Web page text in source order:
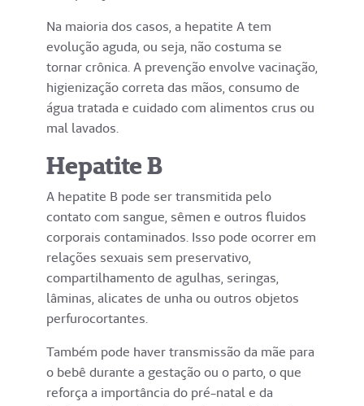
Na maioria dos casos, a hepatite A tem
evolução aguda, ou seja, não costuma se
tornar crônica. A prevenção envolve vacinação,
higienização correta das mãos, consumo de
água tratada e cuidado com alimentos crus ou
mal lavados.
Hepatite B
A hepatite B pode ser transmitida pelo
contato com sangue, sêmen e outros fluidos
corporais contaminados. Isso pode ocorrer em
relações sexuais sem preservativo,
compartilhamento de agulhas, seringas,
lâminas, alicates de unha ou outros objetos
perfurocortantes.
Também pode haver transmissão da mãe para
o bebê durante a gestação ou o parto, o que
reforça a importância do pré-natal e da